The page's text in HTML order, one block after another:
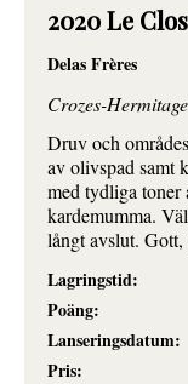
2020 Le Clos
Delas Frères
Crozes-
Druv och
av olivspad samt
med tydliga
kardemumma.
långt avslut.
Lagringstid:
Poäng:
Lanseringsdatum:
Pris: